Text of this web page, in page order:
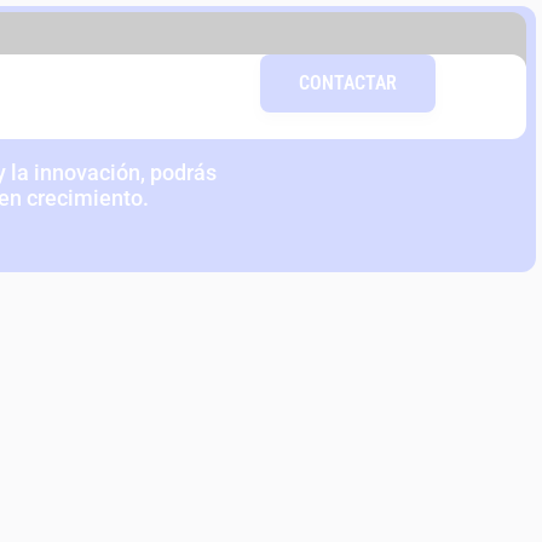
CONTACTAR
DEL
la innovación, podrás
crecimiento.